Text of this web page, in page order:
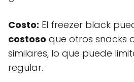
Costo: El freezer black
costoso que otros snacks
similares, lo que puede
regular.